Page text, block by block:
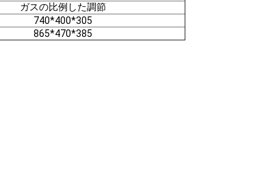
ガスの比例した調節
740*400*305
865*470*385